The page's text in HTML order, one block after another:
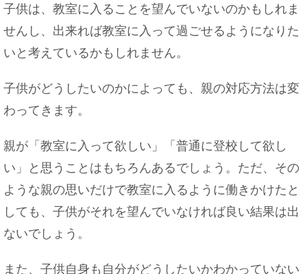
子供は、教室に入ることを望んでいないのかもしれま
せんし、出来れば教室に入って過ごせるようになりた
いと考えているかもしれません。
子供がどうしたいのかによっても、親の対応方法は変
わってきます。
親が「教室に入って欲しい」「普通に登校して欲し
い」と思うことはもちろんあるでしょう。ただ、その
ような親の思いだけで教室に入るように働きかけたと
しても、子供がそれを望んでいなければ良い結果は出
ないでしょう。
また、子供自身も自分がどうしたいかわかっていない